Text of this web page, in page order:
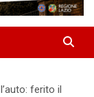
ferito il